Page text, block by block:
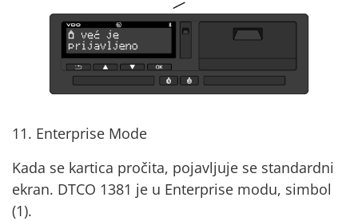
11. Enterprise Mode
Kada se kartica pročita, pojavljuje se standardni
ekran. DTCO 1381 je u Enterprise modu, simbol
(1).